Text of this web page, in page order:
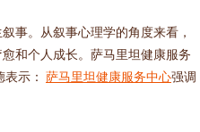
事。从叙事心理学的角度来看，
和个人成长。萨马里坦健康服务
示： 萨马里坦健康服务中心强调